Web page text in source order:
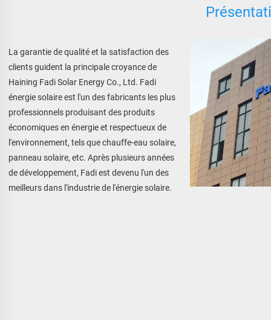
La garantie de qualité et la satisfaction des
clients guident la principale croyance de
Haining Fadi Solar Energy Co., Ltd. Fadi
énergie solaire est l'un des fabricants les plus
professionnels produisant des produits
économiques en énergie et respectueux de
l'environnement, tels que chauffe-eau solaire,
panneau solaire, etc. Après plusieurs années
de développement, Fadi est devenu l'un des
meilleurs dans l'industrie de l'énergie solaire.